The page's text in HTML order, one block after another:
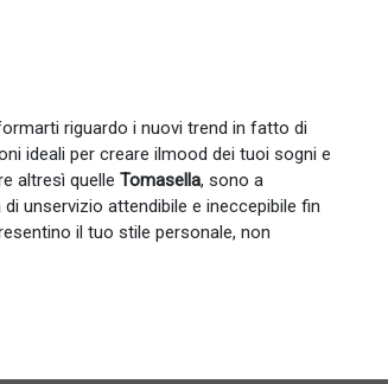
riguardo i nuovi trend in fatto di
ideali per creare ilmood dei tuoi sogni e
altresì quelle Tomasella, sono a
unservizio attendibile e ineccepibile fin
il tuo stile personale, non